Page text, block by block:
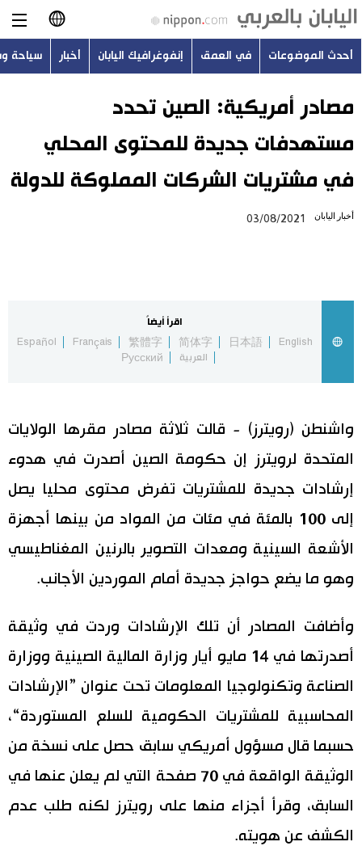
日本語
简体字
繁體字
سياحة وسفر
اليابان في فيديو
مانغا وأنيمي
الأقسام
أشخاص
تجارب وآراء
سياسة
اقتصاد
مجتمع
الأكثر تفاعلا
اللغة اليابانية
موسوعة اليابان
هو وهي
المطبخ الياباني
تواصل معنا
أحدث الموضوعات في العمق إنفوغرافيك اليابان أخبار سياحة
مصادر أمريكية: الصين تحدد
مستهدفات جديدة للمحتوى المحلي
في مشتريات الشركات المملوكة للدولة
أخبار اليابان 03/08/2021
اقرأ أيضاً
English
日本語
简体字
繁體字
Français
Español
العربية
Русский
واشنطن (رويترز) - قالت ثلاثة مصادر مقرها الولايات
المتحدة لرويترز إن حكومة الصين أصدرت في هدوء
إرشادات جديدة للمشتريات تفرض محتوى محليا يصل
إلى 100 بالمئة في مئات من المواد من بينها أجهزة
الأشعة السينية ومعدات التصوير بالرنين المغناطيسي
وهو ما يضع حواجز جديدة أمام الموردين الأجانب.
وأضافت المصادر أن تلك الإرشادات وردت في وثيقة
أصدرتها في 14 مايو أيار وزارة المالية الصينية ووزارة
الصناعة وتكنولوجيا المعلومات تحت عنوان ”الإرشادات
المحاسبية للمشتريات الحكومية للسلع المستوردة“،
حسبما قال مسؤول أمريكي سابق حصل على نسخة من
الوثيقة الواقعة في 70 صفحة التي لم يعلن عنها في
السابق، وقرأ أجزاء منها على رويترز لكنه طلب عدم
الكشف عن هويته.